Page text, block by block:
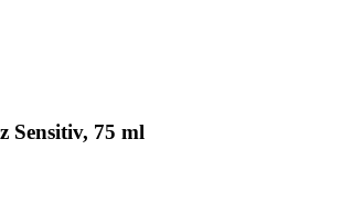
Sensitiv, 75 ml